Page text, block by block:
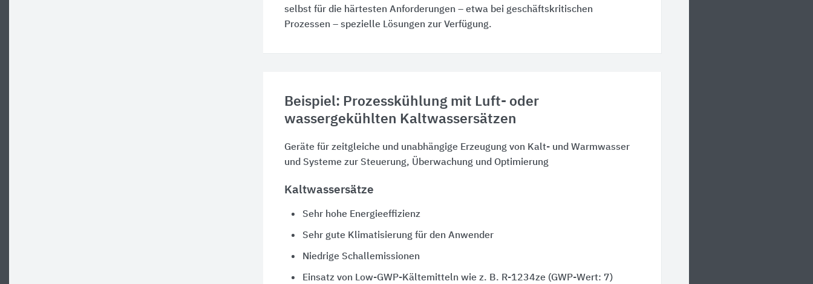
selbst für die härtesten Anforderungen – etwa bei geschäftskritischen
Prozessen – spezielle Lösungen zur Verfügung.
Beispiel: Prozesskühlung mit Luft- oder
wassergekühlten Kaltwassersätzen
Geräte für zeitgleiche und unabhängige Erzeugung von Kalt- und Warmwasser
und Systeme zur Steuerung, Überwachung und Optimierung
Kaltwassersätze
Sehr hohe Energieeffizienz
Sehr gute Klimatisierung für den Anwender
Niedrige Schallemissionen
Einsatz von Low-GWP-Kältemitteln wie z. B. R-1234ze (GWP-Wert: 7)